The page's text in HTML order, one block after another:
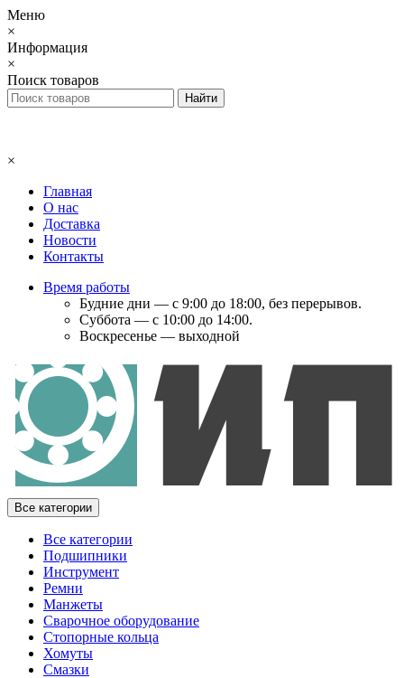
Меню
×
Информация
×
Поиск товаров
×
Главная
О нас
Доставка
Новости
Контакты
Время работы
Будние дни — с 9:00 до 18:00, без перерывов.
Суббота — с 10:00 до 14:00.
Воскресенье — выходной
Все категории
Все категории
Подшипники
Инструмент
Ремни
Манжеты
Сварочное оборудование
Стопорные кольца
Хомуты
Смазки